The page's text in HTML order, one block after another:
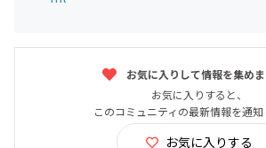
お気に入りして情報を集め
お気に入りすると、
このコミュニティの最新情報を通知
お気に入りする